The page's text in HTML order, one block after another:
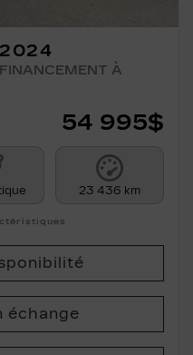
À
54 995$
23 436 km
échange